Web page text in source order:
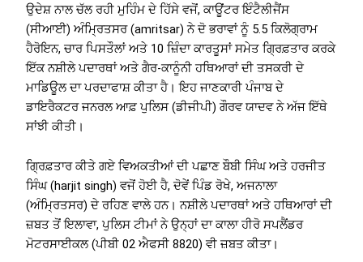
ਉਦੇਸ਼ ਨਾਲ ਚੱਲ ਰਹੀ ਮੁਹਿੰਮ ਦੇ ਹਿੱਸੇ ਵਜੋਂ, ਕਾਊਂਟਰ ਇੰਟੈਲੀਜੈਂਸ
(ਸੀਆਈ) ਅੰਮ੍ਰਿਤਸਰ (amritsar) ਨੇ ਦੋ ਭਰਾਵਾਂ ਨੂੰ 5.5 ਕਿਲੋਗ੍ਰਾਮ
ਹੈਰੋਇਨ, ਚਾਰ ਪਿਸਤੌਲਾਂ ਅਤੇ 10 ਜ਼ਿੰਦਾ ਕਾਰਤੂਸਾਂ ਸਮੇਤ ਗ੍ਰਿਫ਼ਤਾਰ ਕਰਕੇ
ਇੱਕ ਨਸ਼ੀਲੇ ਪਦਾਰਥਾਂ ਅਤੇ ਗੈਰ-ਕਾਨੂੰਨੀ ਹਥਿਆਰਾਂ ਦੀ ਤਸਕਰੀ ਦੇ
ਮਾਡਿਊਲ ਦਾ ਪਰਦਾਫਾਸ਼ ਕੀਤਾ ਹੈ। ਇਹ ਜਾਣਕਾਰੀ ਪੰਜਾਬ ਦੇ
ਡਾਇਰੈਕਟਰ ਜਨਰਲ ਆਫ਼ ਪੁਲਿਸ (ਡੀਜੀਪੀ) ਗੌਰਵ ਯਾਦਵ ਨੇ ਅੱਜ ਇੱਥੇ
ਸਾਂਝੀ ਕੀਤੀ।
ਗ੍ਰਿਫ਼ਤਾਰ ਕੀਤੇ ਗਏ ਵਿਅਕਤੀਆਂ ਦੀ ਪਛਾਣ ਬੌਬੀ ਸਿੰਘ ਅਤੇ ਹਰਜੀਤ
ਸਿੰਘ (harjit singh) ਵਜੋਂ ਹੋਈ ਹੈ, ਦੋਵੇਂ ਪਿੰਡ ਰੋਖੇ, ਅਜਨਾਲਾ
(ਅੰਮ੍ਰਿਤਸਰ) ਦੇ ਰਹਿਣ ਵਾਲੇ ਹਨ। ਨਸ਼ੀਲੇ ਪਦਾਰਥਾਂ ਅਤੇ ਹਥਿਆਰਾਂ ਦੀ
ਜ਼ਬਤ ਤੋਂ ਇਲਾਵਾ, ਪੁਲਿਸ ਟੀਮਾਂ ਨੇ ਉਨ੍ਹਾਂ ਦਾ ਕਾਲਾ ਹੀਰੋ ਸਪਲੈਂਡਰ
ਮੋਟਰਸਾਈਕਲ (ਪੀਬੀ 02 ਐਫਸੀ 8820) ਵੀ ਜ਼ਬਤ ਕੀਤਾ।